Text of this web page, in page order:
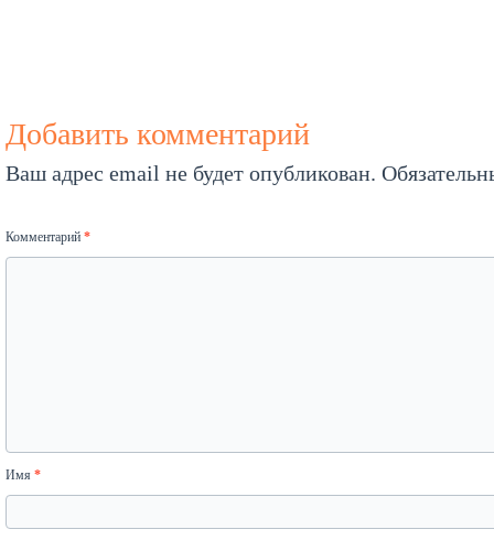
Добавить комментарий
Ваш адрес email не будет опубликован.
Комментарий *
Имя *